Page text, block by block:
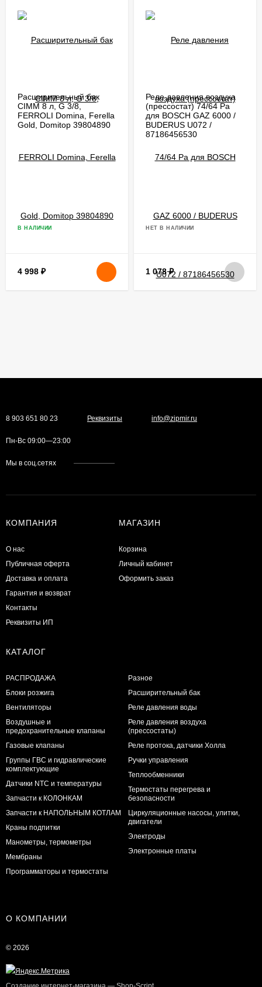
Расширительный бак
CIMM 8 л, G 3/8,
FERROLI Domina, Ferella
Gold, Domitop 39804890
В НАЛИЧИИ
4 998 ₽
Реле давления воздуха
(прессостат) 74/64 Pa
для BOSCH GAZ 6000 /
BUDERUS U072 /
87186456530
НЕТ В НАЛИЧИИ
1 078₽
8 903 651 80 23 Реквизиты info@zipmir.ru
Пн-Вс 09:00—23:00
Мы в соц.сетях
КОМПАНИЯ
О нас
Публичная оферта
Доставка и оплата
Гарантия и возврат
Контакты
Реквизиты ИП
МАГАЗИН
Корзина
Личный кабинет
Оформить заказ
КАТАЛОГ
РАСПРОДАЖА
Блоки розжига
Вентиляторы
Воздушные и
предохранительные клапаны
Газовые клапаны
Группы ГВС и гидравлические
комплектующие
Датчики NTC и температуры
Запчасти к КОЛОНКАМ
Запчасти к НАПОЛЬНЫМ КОТЛАМ
Краны подпитки
Манометры, термометры
Мембраны
Программаторы и термостаты
Разное
Расширительный бак
Реле давления воды
Реле давления воздуха
(прессостаты)
Реле протока, датчики Холла
Ручки управления
Теплообменники
Термостаты перегрева и
безопасности
Циркуляционные насосы, улитки,
двигатели
Электроды
Электронные платы
О КОМПАНИИ
© 2026